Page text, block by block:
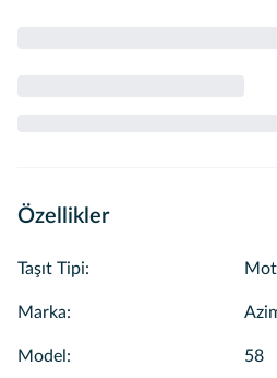
Özellikler
Taşıt Tipi:
Marka:
Model : 58